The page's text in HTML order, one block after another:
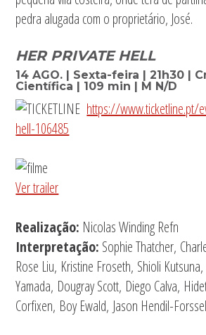
pedra alugada com o proprietário, José.
HER PRIVATE HELL
14 AGO. | Sexta-feira | 21h30 |
Científica | 109 min | M N/D
https://www.ticketline.pt/
hell-106485
Ver trailer
Realização: Nicolas Winding Refn
Interpretação: Sophie Thatcher,
Rose Liu, Kristine Froseth, Shioli
Yamada, Dougray Scott, Diego Calva,
Corfixen, Boy Ewald, Jason Hendil-